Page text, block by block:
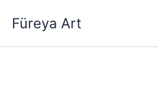
atlaFüreya Art